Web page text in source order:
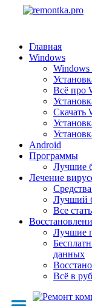
Главная
Windows
Всё про
Скачать
Android
Программы
Лучшие
Лечение
Лучший
Все
Лучшие
данных
Всё в